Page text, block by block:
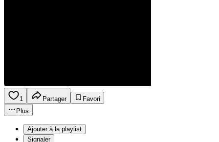
1 Partager
Favori
Plus
Ajouter à la playlist
Signaler